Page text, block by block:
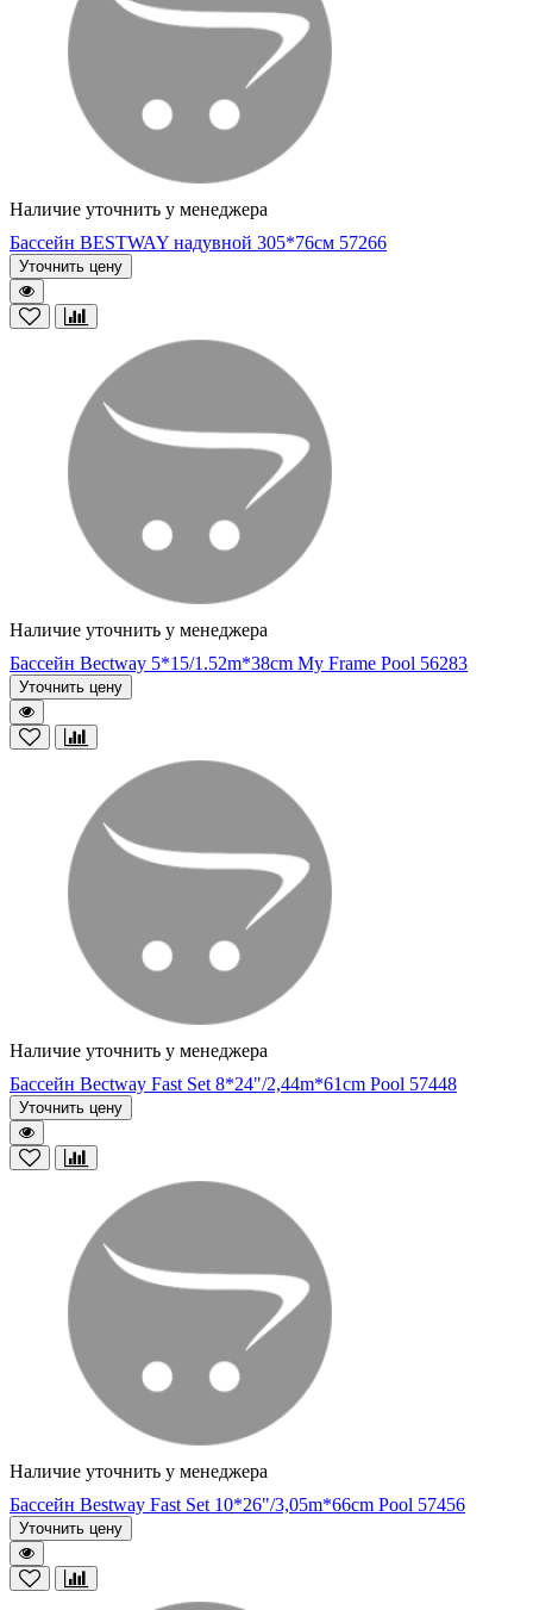
Наличие уточнить у менеджера
Бассейн BESTWAY надувной 305*76см 57266
Уточнить цену
Наличие уточнить у менеджера
Бассейн Bectway 5*15/1.52m*38cm My Frame Pool 56283
Уточнить цену
Наличие уточнить у менеджера
Бассейн Bectway Fast Set 8*24"/2,44m*61cm Pool 57448
Уточнить цену
Наличие уточнить у менеджера
Бассейн Bestway Fast Set 10*26"/3,05m*66cm Pool 57456
Уточнить цену